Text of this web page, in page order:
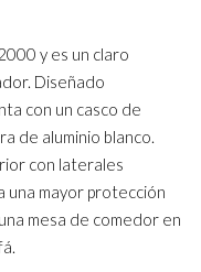
y es un claro
Diseñado
con un casco de
de aluminio blanco.
con laterales
mayor protección
mesa de comedor en